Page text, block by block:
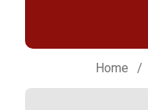
Home